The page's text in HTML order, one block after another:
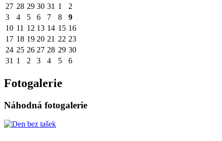
27 28 29 30 31 1
2
3
4 5 6 7 8
9
10 11 12 13 14 15 16
17 18 19 20 21 22 23
24 25 26 27 28 29 30
31 1 2 3 4 5 6
Fotogalerie
Náhodná fotogalerie